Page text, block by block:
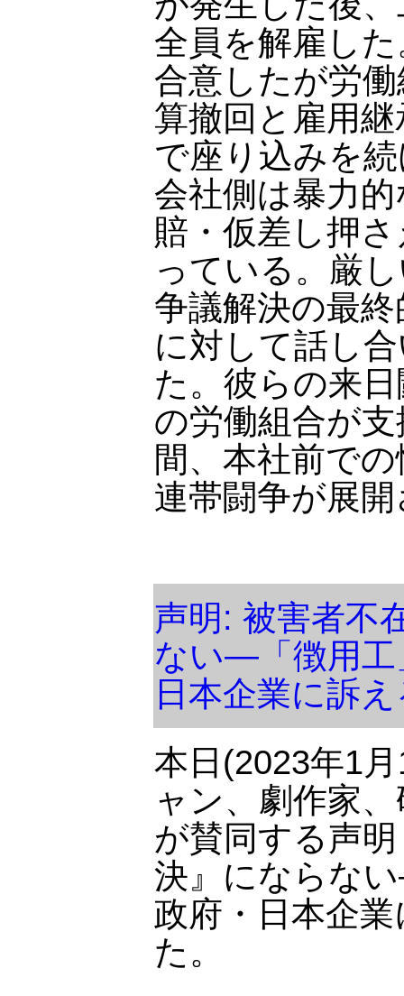
全員を解雇し
合意したが労
算撤回と雇用
で座り込みを
会社側は暴力
賠・仮差し押
っている。厳
争議解決の最
に対して話し
た。彼らの来
の労働組合が
間、本社前で
連帯闘争が展
声明: 被害者不
ない―「徴用工
日本企業に訴
本日(2023年1
ャン、劇作家
が賛同する声
決』にならな
政府・日本企
た。